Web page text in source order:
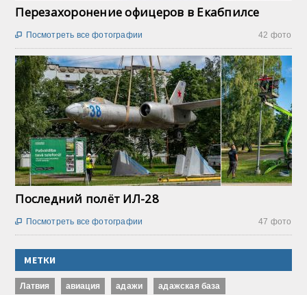
Перезахоронение офицеров в Екабпилсе
42 фото
 Посмотреть все фотографии
Последний полёт ИЛ-28
47 фото
 Посмотреть все фотографии
МЕТКИ
Латвия авиация адажи адажская база